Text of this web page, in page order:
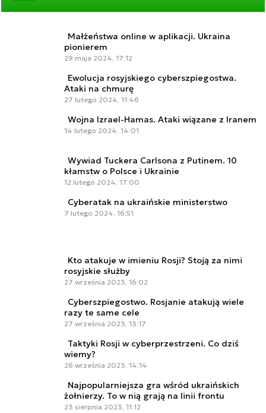
Małżeństwa online w aplikacji. Ukraina
pionierem
29 maja 2024, 17:12
Ewolucja rosyjskiego cyberszpiegostwa.
Ataki na chmurę
27 lutego 2024, 11:46
Wojna Izrael-Hamas. Ataki wiązane z Iranem
14 lutego 2024, 14:01
Wywiad Tuckera Carlsona z Putinem. 10
kłamstw o Polsce i Ukrainie
12 lutego 2024, 17:00
Cyberatak na ukraińskie ministerstwo
7 lutego 2024, 16:51
Kto atakuje w imieniu Rosji? Stoją za nimi
rosyjskie służby
27 września 2023, 16:02
Cyberszpiegostwo. Rosjanie atakują wiele
razy te same cele
27 września 2023, 13:17
Taktyki Rosji w cyberprzestrzeni. Co dziś
wiemy?
26 września 2023, 14:14
Najpopularniejsza gra wśród ukraińskich
żołnierzy. To w nią grają na linii frontu
23 sierpnia 2023, 11:12